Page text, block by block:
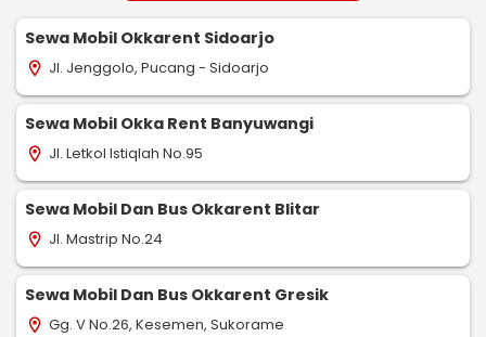
Sewa Mobil Okkarent Sidoarjo
location_on Jl. Jenggolo, Pucang - Sidoarjo
Sewa Mobil Okka Rent Banyuwangi
location_on Jl. Letkol Istiqlah No.95
Sewa Mobil Dan Bus Okkarent Blitar
location_on Jl. Mastrip No.24
Sewa Mobil Dan Bus Okkarent Gresik
location_on Gg. V No.26, Kesemen, Sukorame